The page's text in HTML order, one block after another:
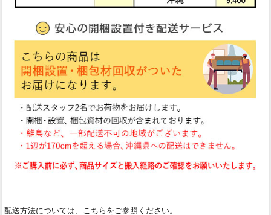
配送方法については、こちらをご参照ください。